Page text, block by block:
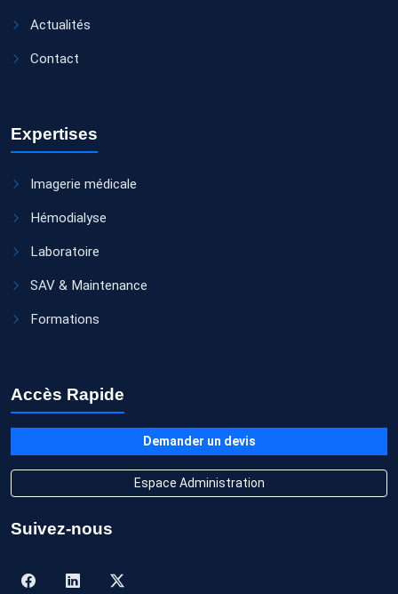
Actualités
Contact
Expertises
Imagerie médicale
Hémodialyse
Laboratoire
SAV & Maintenance
Formations
Accès Rapide
Demander un devis
Espace Administration
Suivez-nous